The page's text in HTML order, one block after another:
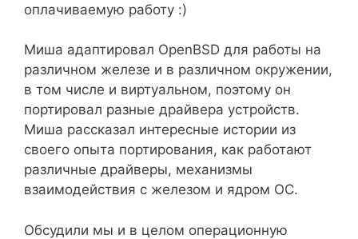
оплачиваемую работу :)
Миша адаптировал OpenBSD для работы на
различном железе и в различном окружении,
в том числе и виртуальном, поэтому он
портировал разные драйвера устройств.
Миша рассказал интересные истории из
своего опыта портирования, как работают
различные драйверы, механизмы
взаимодействия с железом и ядром ОС.
Обсудили мы и в целом операционную